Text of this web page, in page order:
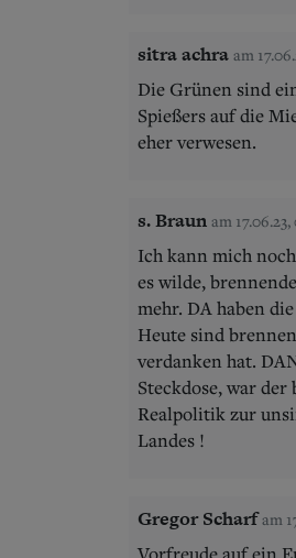
sitra achra am
Die Grünen sind
Spießers auf die
eher verwesen.
s. Braun am
Ich kann mich
es wilde,
mehr. DA haben
Heute sind
verdanken hat.
Steckdose, war
Realpolitik zur
Landes !
Gregor Scharf am